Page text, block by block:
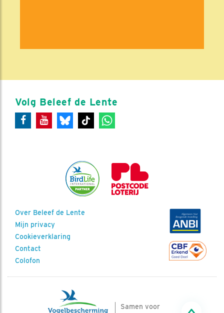
Volg Beleef de Lente
Over Beleef de Lente
Mijn privacy
Cookieverklaring
Contact
Colofon
Samen voor